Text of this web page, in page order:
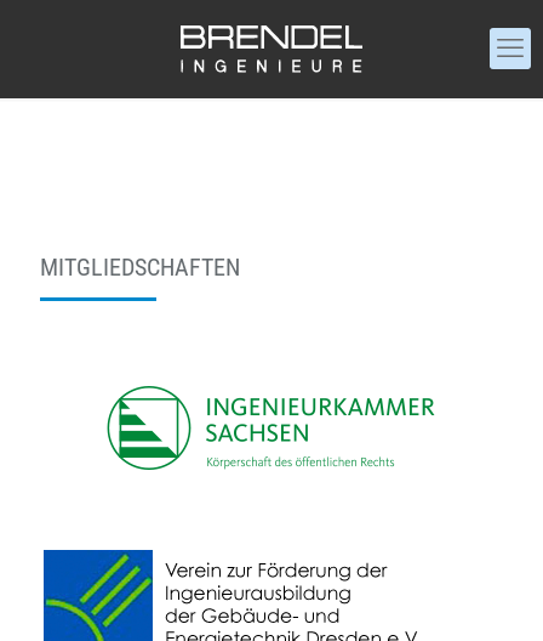
MITGLIEDSCHAFTEN